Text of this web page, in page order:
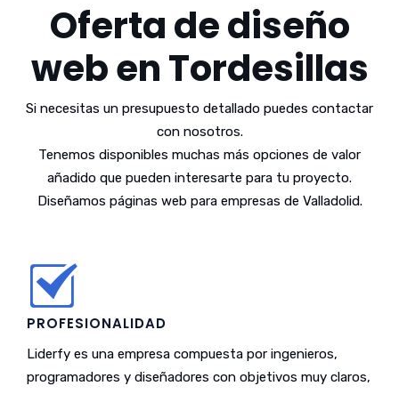
Oferta de diseño
web en Tordesillas
Si necesitas un presupuesto detallado puedes contactar
con nosotros.
Tenemos disponibles muchas más opciones de valor
añadido que pueden interesarte para tu proyecto.
Diseñamos páginas web para empresas de Valladolid.
PROFESIONALIDAD
Liderfy es una empresa compuesta por ingenieros,
programadores y diseñadores con objetivos muy claros,